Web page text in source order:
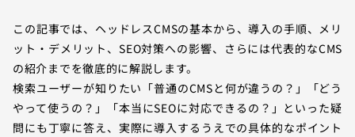
この記事では、ヘッドレスCMSの基本から、導入の手順、メリ
ット・デメリット、SEO対策への影響、さらには代表的なCMS
の紹介までを徹底的に解説します。
検索ユーザーが知りたい「普通のCMSと何が違うの？」「どう
やって使うの？」「本当にSEOに対応できるの？」といった疑
問にも丁寧に答え、実際に導入するうえでの具体的なポイント